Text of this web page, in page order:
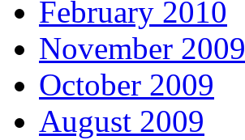
February 2010
November 2009
October 2009
August 2009